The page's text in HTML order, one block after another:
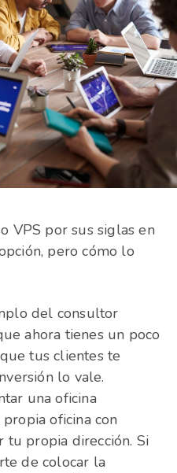
VPS por sus siglas en
pero cómo lo
del consultor
ahora tienes un poco
tus clientes te
lo vale.
una oficina
oficina con
tu propia dirección. Si
de colocar la